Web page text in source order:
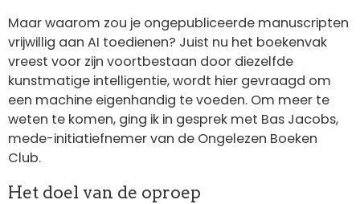
Maar waarom zou je ongepubliceerde manuscripten
vrijwillig aan AI toedienen? Juist nu het boekenvak
vreest voor zijn voortbestaan door diezelfde
kunstmatige intelligentie, wordt hier gevraagd om
een machine eigenhandig te voeden. Om meer te
weten te komen, ging ik in gesprek met Bas Jacobs,
mede-initiatiefnemer van de Ongelezen Boeken
Club.
Het doel van de oproep